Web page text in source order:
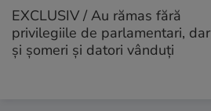
EXCLUSIV / Au rămas fără
privilegiile de parlamentari, dar
și șomeri și datori vânduți